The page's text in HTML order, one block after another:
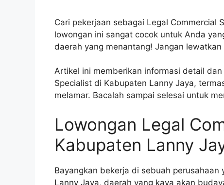
Cari pekerjaan sebagai Legal Commercial
lowongan ini sangat cocok untuk Anda
daerah yang menantang! Jangan
Artikel ini memberikan informasi detail
Specialist di Kabupaten Lanny Jaya,
melamar. Bacalah sampai selesai untuk
Lowongan Legal
Kabupaten Lanny
Bayangkan bekerja di sebuah
Lanny Jaya, daerah yang kaya akan